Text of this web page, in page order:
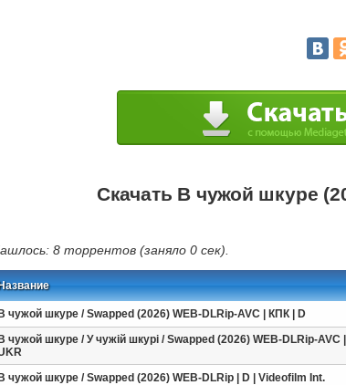
Скачать В чужой шкуре
8 торрентов (заняло 0 сек).
чужой шкуре / Swapped (2026) WEB-DLRip-AVC | КПК | D
чужой шкуре / У чужій шкурі / Swapped (2026) WEB-DLRip-AVC
чужой шкуре / Swapped (2026) WEB-DLRip | D | Videofilm Int.